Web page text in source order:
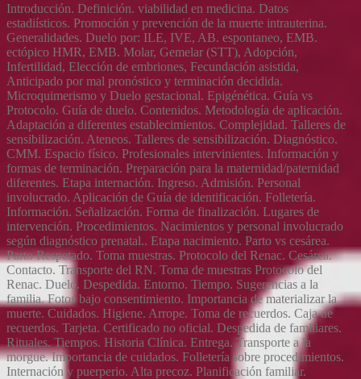
Introducción. Definición. viabilidad en medicina. Datos
estadiísticos. Promoción y prevención de la muerte intrauterina.
Generalidades. Duelo por: ILE, IVE, AB. espontaneo, EMB.
ectópico HMR, EMB. Molar, Gemelar (STT), Adopción,
Infertilidad, Elección de embriones, Fecundación asistida,
Anticipado por mal pronóstico y terminación decidida.
Microquimerismo y Duelo gestacional. Epigénética. Guía vs
Protocolo. Guía de duelo. Contenidos. Metodología de aplicación.
Adaptación a diferentes establecimientos. Complejidad. Talleres de
sensibilización. Ateneos. Talleres de sensibilización. Diagnóstico.
CMM. Espacio físico. Profesionales intervinientes. Información y
formas de terminación. Preparación para la maternidad/paternidad
diferentes. Etapa internación. Ingreso. Admisión. Personal
involucrado. Aplicación de Guía de identificación. Folletería.
Información. Señalización. Forma de finalización. Lugares de
intervención. Procedimientos. Nacimientos y personal involucrado
según diagnóstico prenatal.. Etapa nacimiento. Parto vs cesárea.
Parto Respetado. Toma muestras. Protocolo del Renac. Cesárea.
Contacto. Transporte del RN. Toma de muestras Protocolo del
Renac. Duelo. Despedida. Entorno. Tiempo. Sugerencias a la
familia. Fotos bajo consentimiento. Importancia de materializar la
muerte. Cuidados. Higiene. Arrope. Toma de recuerdos. Caja de
recuerdos. Tarjeta. Certificado no oficial. Despedida de familiares.
Rituales. Tiempos. Historia Clínica. Entrega. Transporte a la
morgue. Importancia de cuidados. Folletería sobre procedimientos.
Internación y puerperio. Alta precoz. Planificación familiar.